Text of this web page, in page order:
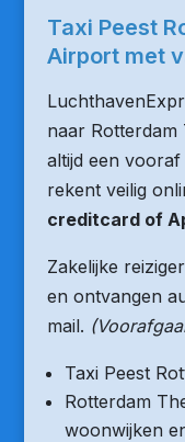
Taxi Peest
Airport met
naar
altijd een
rekent veilig
creditcard of
Zakelijke
en ontvangen
mail.
Taxi Peest
Rotterdam
woonwijken